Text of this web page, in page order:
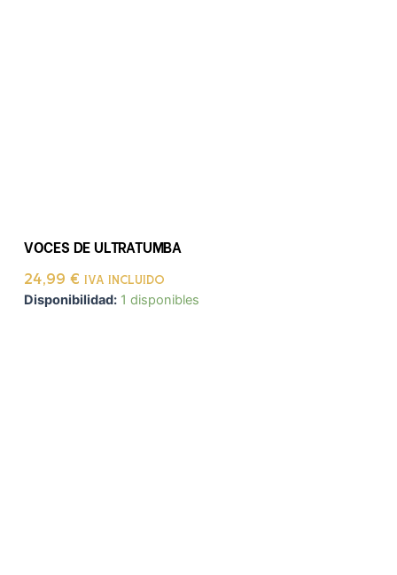
VOCES DE ULTRATUMBA
24,99 € IVA INCLUIDO
Disponibilidad: 1 disponibles